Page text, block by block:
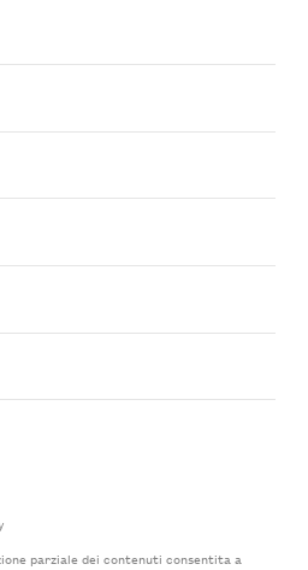
parziale dei contenuti consentita a